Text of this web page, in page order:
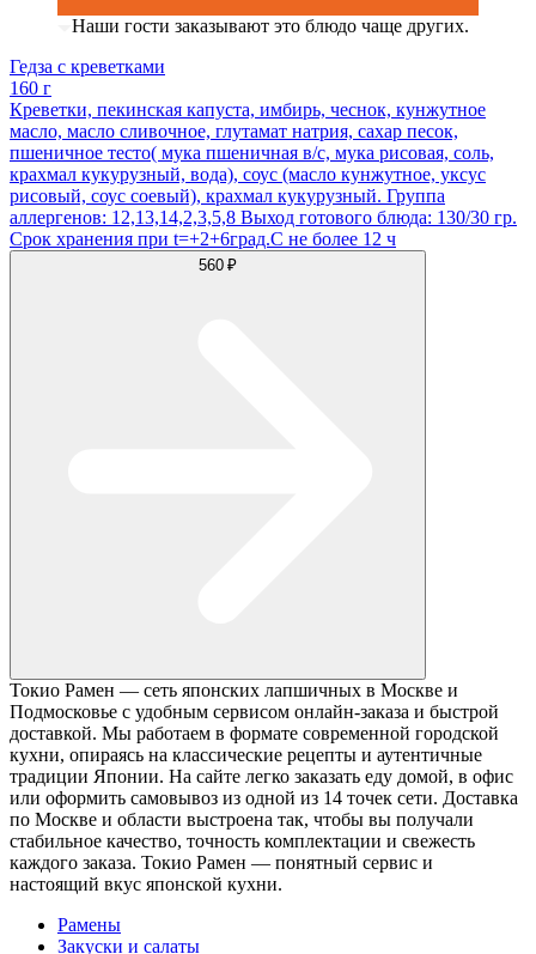
Наши гости заказывают это блюдо чаще других.
Гедза с креветками
160 г
Креветки, пекинская капуста, имбирь, чеснок, кунжутное
масло, масло сливочное, глутамат натрия, сахар песок,
пшеничное тесто( мука пшеничная в/с, мука рисовая, соль,
крахмал кукурузный, вода), соус (масло кунжутное, уксус
рисовый, соус соевый), крахмал кукурузный. Группа
аллергенов: 12,13,14,2,3,5,8 Выход готового блюда: 130/30 гр.
Срок хранения при t=+2+6град.С не более 12 ч
560 ₽
Токио Рамен — сеть японских лапшичных в Москве и
Подмосковье с удобным сервисом онлайн-заказа и быстрой
доставкой. Мы работаем в формате современной городской
кухни, опираясь на классические рецепты и аутентичные
традиции Японии. На сайте легко заказать еду домой, в офис
или оформить самовывоз из одной из 14 точек сети. Доставка
по Москве и области выстроена так, чтобы вы получали
стабильное качество, точность комплектации и свежесть
каждого заказа. Токио Рамен — понятный сервис и
настоящий вкус японской кухни.
Рамены
Закуски и салаты